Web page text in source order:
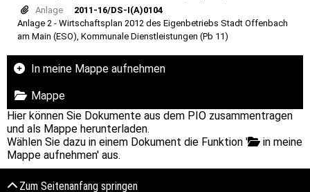
Anlage
2011-16/DS-I(A)0104
Anlage 2 - Wirtschaftsplan 2012 des Eigenbetriebs Stadt Offenbach
am Main (ESO), Kommunale Dienstleistungen (Pb 11)
In meine Mappe aufnehmen
Mappe
Hier können Sie Dokumente aus dem PIO zusammentragen
und als Mappe herunterladen.
Wählen Sie dazu in einem Dokument die Funktion '
in meine
Mappe aufnehmen' aus.
Zum Seitenanfang springen